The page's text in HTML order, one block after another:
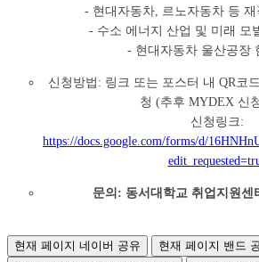
- 현대자동차, 르노자동차 등
- 수소 에너지 산업 및 미래 모
- 현대자동차 울산공장
신청방법: 링크 또는 포스터 내 QR코
청 (추후 MYDEX 신
신청링크:
https://docs.google.com/forms/d/
문의: 동서대학교 취업지원센
현재 페이지 네이버 공유
현재 페이지 밴드